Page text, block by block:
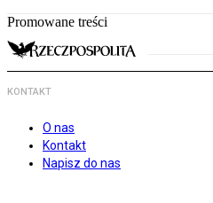
Promowane treści
KONTAKT
O nas
Kontakt
Napisz do nas